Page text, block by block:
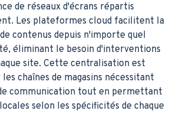
de réseaux d'écrans répartis
Les plateformes cloud facilitent la
contenus depuis n'importe quel
éliminant le besoin d'interventions
site. Cette centralisation est
chaînes de magasins nécessitant
communication tout en permettant
selon les spécificités de chaque